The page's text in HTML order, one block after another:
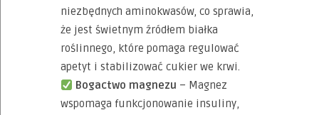
niezbędnych aminokwasów, co sprawia,
że jest świetnym źródłem białka
roślinnego, które pomaga regulować
apetyt i stabilizować cukier we krwi.
Bogactwo magnezu – Magnez
wspomaga funkcjonowanie insuliny,